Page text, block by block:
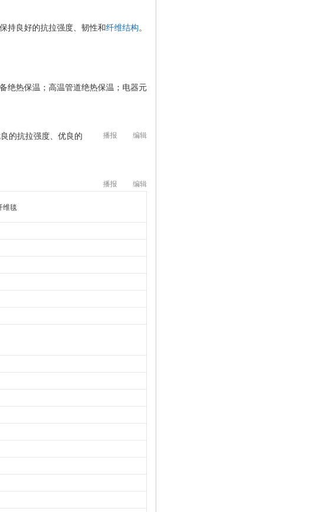
持良好的抗拉强度、韧性和纤维结构。
绝热保温；高温管道绝热保温；电器元
编辑
播报
的抗拉强度、优良的
编辑
播报
维毯